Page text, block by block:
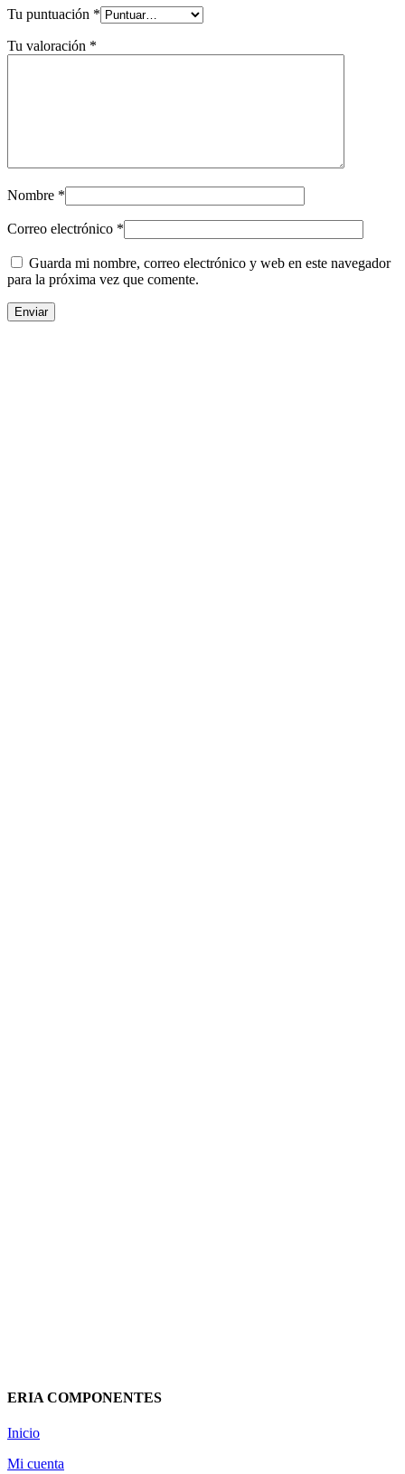
Tu puntuación *
Tu valoración *
Nombre *
Correo electrónico *
Guarda mi nombre, correo electrónico y web en este navegador
para la próxima vez que comente.
ERIA COMPONENTES
Inicio
Mi cuenta